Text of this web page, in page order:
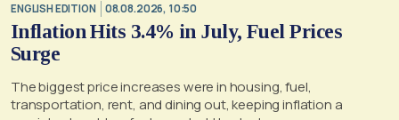
ENGLISH EDITION 08.08.2026, 10:50
Inflation Hits 3.4% in July, Fuel Prices
Surge
The biggest price increases were in housing, fuel,
transportation, rent, and dining out, keeping inflation a